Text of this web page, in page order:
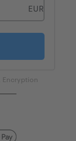
Encryption